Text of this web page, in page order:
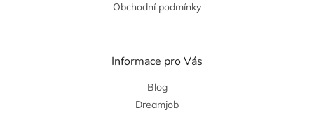
Obchodní podmínky
Informace pro Vás
Blog
Dreamjob